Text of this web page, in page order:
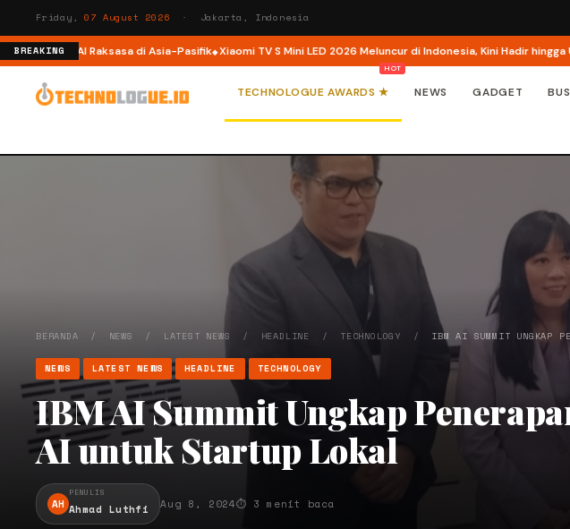
Friday,07 August 2026 · Jakarta, Indonesia
BREAKING
AI Raksasa di Asia-Pasifik Xiaomi TV S Mini LED 2026 Meluncur di Indonesia, Kini Hadir hingga Ukuran
TECHNOLOGUE AWARDS ★ NEWS GADGET
BERANDA / NEWS / LATEST NEWS / HEADLINE / TECHNOLOGY / IBM AI SUMMIT UNGKAP
NEWS LATEST NEWS HEADLINE TECHNOLOGY
IBM AI Summit Ungkap
AI untuk Startup Lokal
AH
PENULIS
Ahmad Luthfi Aug 8, 2024⏱ 3 menit baca